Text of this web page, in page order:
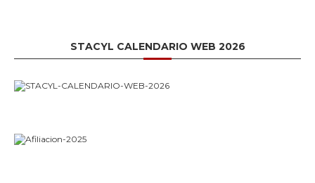
STACYL CALENDARIO WEB 2026